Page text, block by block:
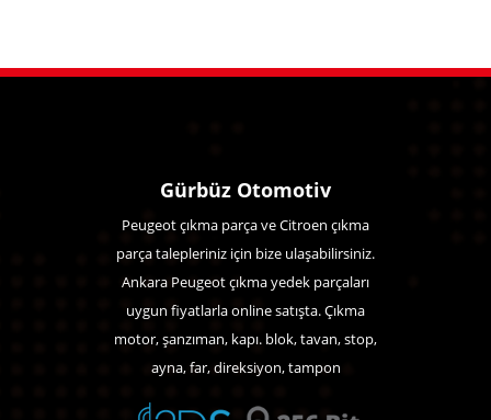
Gürbüz Otomotiv
Peugeot çıkma parça ve Citroen çıkma
parça talepleriniz için bize ulaşabilirsiniz.
Ankara Peugeot çıkma yedek parçaları
uygun fiyatlarla online satışta. Çıkma
motor, şanzıman, kapı. blok, tavan, stop,
ayna, far, direksiyon, tampon